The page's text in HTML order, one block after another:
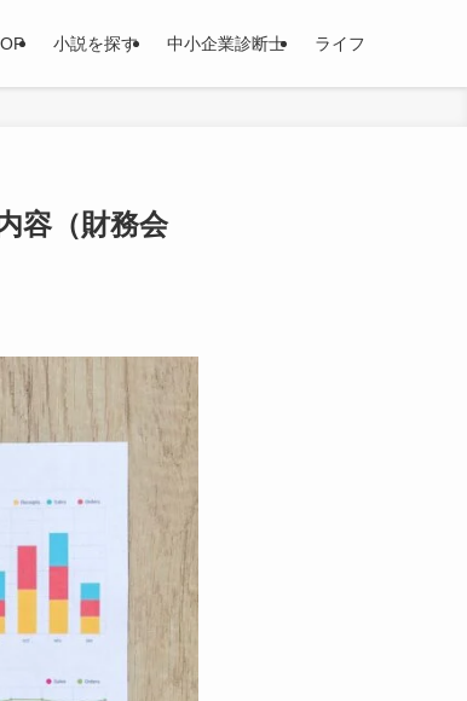
小説を探す 中小企業診断士 ライフ
容（財務会